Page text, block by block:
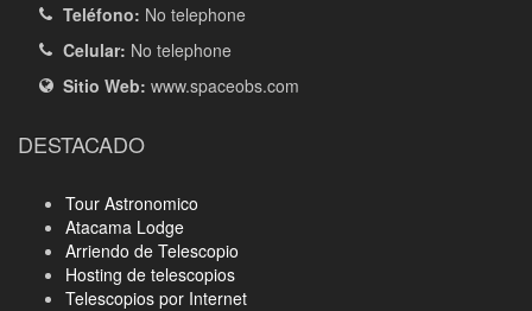
Teléfono: No telephone
Celular: No telephone
Sitio Web: www.spaceobs.com
DESTACADO
Tour Astronomico
Atacama Lodge
Arriendo de Telescopio
Hosting de telescopios
Telescopios por Internet